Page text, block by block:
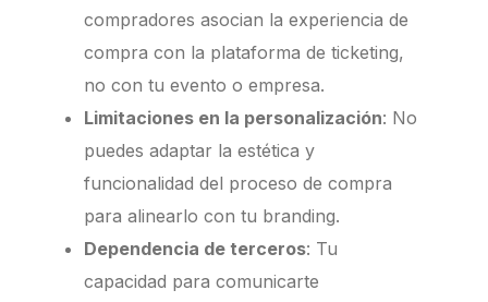
compradores asocian la experiencia de
compra con la plataforma de ticketing,
no con tu evento o empresa.
Limitaciones en la personalización: No
puedes adaptar la estética y
funcionalidad del proceso de compra
para alinearlo con tu branding.
Dependencia de terceros: Tu
capacidad para comunicarte